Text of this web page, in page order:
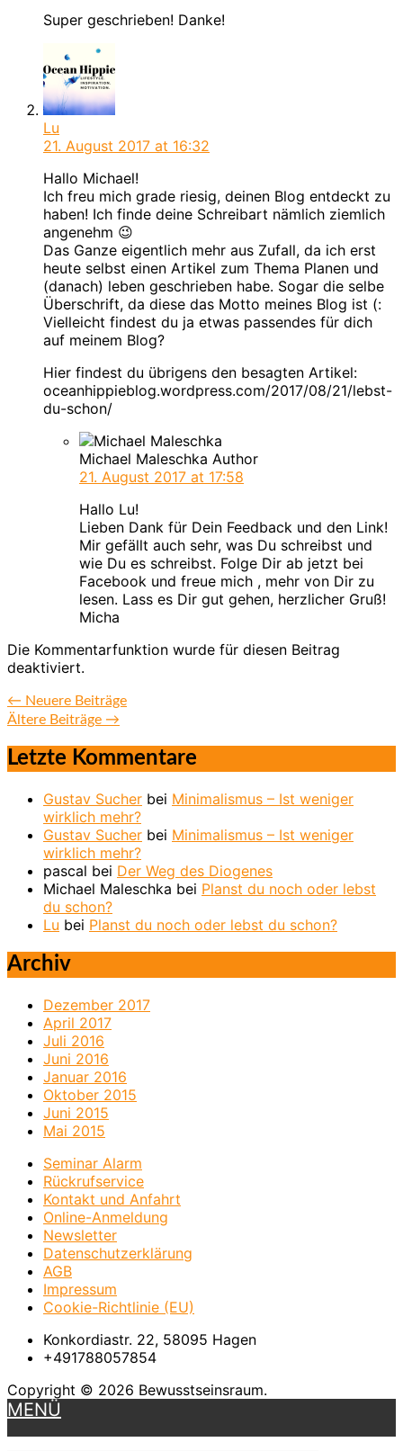
Super geschrieben! Danke!
Lu
21. August 2017 at 16:32
Hallo Michael!
Ich freu mich grade riesig, deinen Blog entdeckt zu
haben! Ich finde deine Schreibart nämlich ziemlich
angenehm 😉
Das Ganze eigentlich mehr aus Zufall, da ich erst
heute selbst einen Artikel zum Thema Planen und
(danach) leben geschrieben habe. Sogar die selbe
Überschrift, da diese das Motto meines Blog ist (:
Vielleicht findest du ja etwas passendes für dich
auf meinem Blog?
Hier findest du übrigens den besagten Artikel:
oceanhippieblog.wordpress.com/2017/08/21/lebst-
du-schon/
Michael Maleschka Author
21. August 2017 at 17:58
Hallo Lu!
Lieben Dank für Dein Feedback und den Link!
Mir gefällt auch sehr, was Du schreibst und
wie Du es schreibst. Folge Dir ab jetzt bei
Facebook und freue mich , mehr von Dir zu
lesen. Lass es Dir gut gehen, herzlicher Gruß!
Micha
Die Kommentarfunktion wurde für diesen Beitrag
deaktiviert.
← Neuere Beiträge
Ältere Beiträge →
Letzte Kommentare
Gustav Sucher bei Minimalismus – Ist weniger
wirklich mehr?
Gustav Sucher bei Minimalismus – Ist weniger
wirklich mehr?
pascal bei Der Weg des Diogenes
Michael Maleschka bei Planst du noch oder lebst
du schon?
Lu bei Planst du noch oder lebst du schon?
Archiv
Dezember 2017
April 2017
Juli 2016
Juni 2016
Januar 2016
Oktober 2015
Juni 2015
Mai 2015
Seminar Alarm
Rückrufservice
Kontakt und Anfahrt
Online-Anmeldung
Newsletter
Datenschutzerklärung
AGB
Impressum
Cookie-Richtlinie (EU)
Konkordiastr. 22, 58095 Hagen
+491788057854
Copyright © 2026 Bewusstseinsraum.
MENÜ